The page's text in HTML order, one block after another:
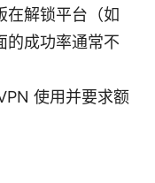
在解锁平台（如
的成功率通常不
使用并要求额